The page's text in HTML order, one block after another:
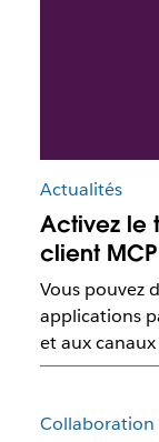
Actualités
Activez le
client
Vous pouvez
applications
et aux
Collaboration